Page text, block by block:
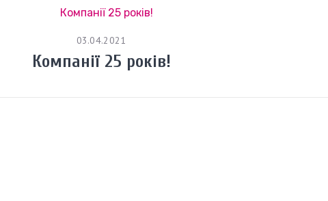
03.04.2021
Компанії 25 років!